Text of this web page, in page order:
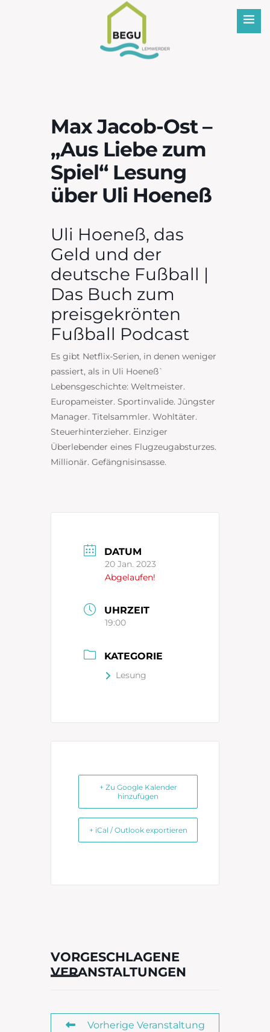
BEGU
Max Jacob-Ost –
„Aus Liebe zum
Spiel“ Lesung
über Uli Hoeneß
Uli Hoeneß, das
Geld und der
deutsche Fußball |
Das Buch zum
preisgekrönten
Fußball Podcast
Es gibt Netflix-Serien, in denen weniger
passiert, als in Uli Hoeneß`
Lebensgeschichte: Weltmeister.
Europameister. Sportinvalide. Jüngster
Manager. Titelsammler. Wohltäter.
Steuerhinterzieher. Einziger
Überlebender eines Flugzeugabsturzes.
Millionär. Gefängnisinsasse.
DATUM
20 Jan. 2023
Abgelaufen!
UHRZEIT
19:00
KATEGORIE
Lesung
+ Zu Google Kalender
hinzufügen
+ iCal / Outlook exportieren
VORGESCHLAGENE
VERANSTALTUNGEN
Vorherige Veranstaltung